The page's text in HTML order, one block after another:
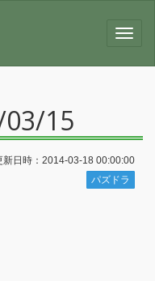
15
新日時：2014-03-18 00:00:00
パズドラ